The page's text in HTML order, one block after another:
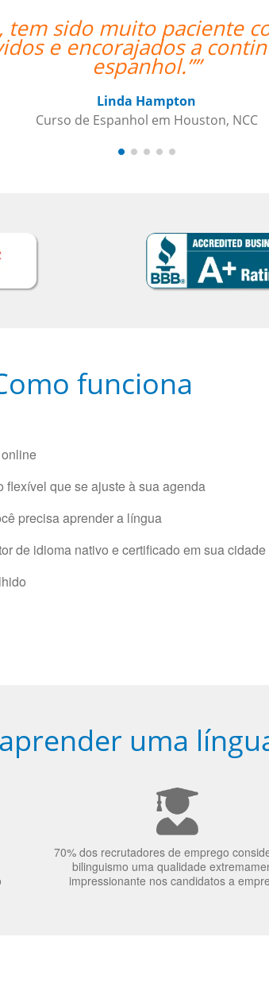
cronograma de
objetivo de aprender
funciona
flexível que se ajuste à sua agenda
precisa aprender a língua
de idioma nativo e certificado em sua
uma
70% dos recrutadores de emprego
bilinguismo uma qualidade
impressionante nos candidatos a